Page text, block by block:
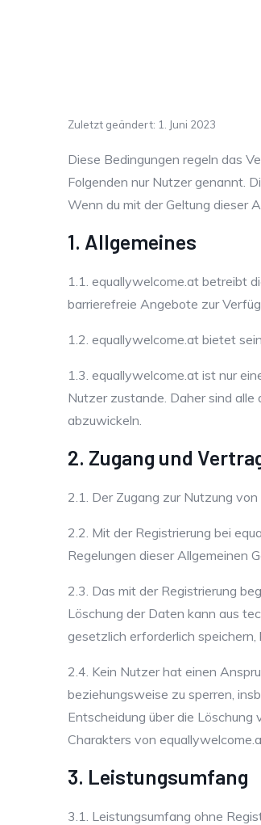
Zuletzt geändert: 1. Juni 2023
Diese Bedingungen regeln das
Folgenden nur Nutzer genannt.
Wenn du mit der Geltung dieser
1. Allgemeines
1.1. equallywelcome.at betreibt
barrierefreie Angebote zur
1.2. equallywelcome.at bietet
1.3. equallywelcome.at ist nur
Nutzer zustande. Daher sind
abzuwickeln.
2. Zugang und
2.1. Der Zugang zur Nutzung
2.2. Mit der Registrierung bei
Regelungen dieser Allgemeinen
2.3. Das mit der Registrierung
Löschung der Daten kann aus
gesetzlich erforderlich
2.4. Kein Nutzer hat einen
beziehungsweise zu sperren,
Entscheidung über die
Charakters von
3. Leistungsumfang
3.1. Leistungsumfang ohne